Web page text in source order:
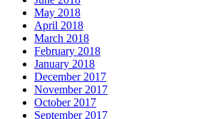
May 2018
April 2018
March 2018
February 2018
January 2018
December 2017
November 2017
October 2017
September 2017